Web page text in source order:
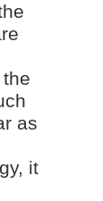
as
it